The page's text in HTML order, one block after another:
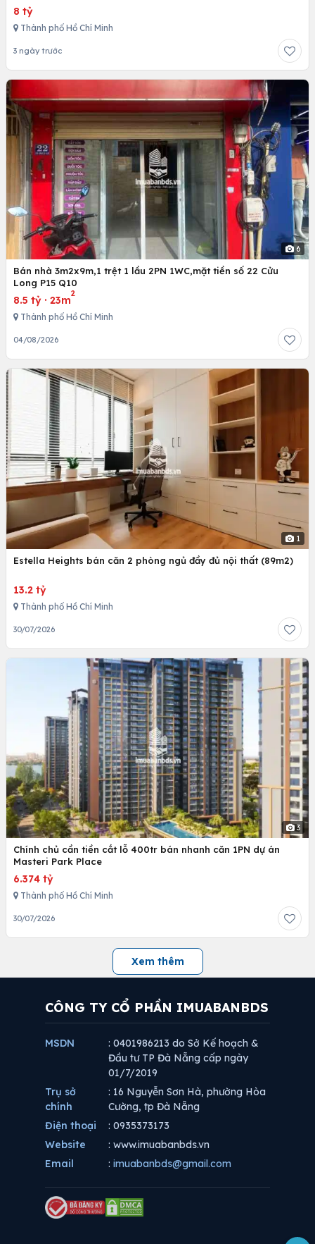
8 tỷ
Thành phố Hồ Chí Minh
3 ngày trước
6
Bán nhà 3m2x9m,1 trệt 1 lầu 2PN 1WC,mặt tiền số 22 Cửu
Long P15 Q10
8.5 tỷ · 23m
2
Thành phố Hồ Chí Minh
04/08/2026
1
Estella Heights bán căn 2 phòng ngủ đầy đủ nội thất (89m2)
13.2 tỷ
Thành phố Hồ Chí Minh
30/07/2026
3
Chính chủ cần tiền cắt lỗ 400tr bán nhanh căn 1PN dự án
Masteri Park Place
6.374 tỷ
Thành phố Hồ Chí Minh
30/07/2026
Xem thêm
CÔNG TY CỔ PHẦN IMUABANBDS
MSDN
: 0401986213 do Sở Kế hoạch &
Đầu tư TP Đà Nẵng cấp ngày
01/7/2019
Trụ sở
chính
: 16 Nguyễn Sơn Hà, phường Hòa
Cường, tp Đà Nẵng
Điện thoại
: 0935373173
Website
: www.imuabanbds.vn
Email
: imuabanbds@gmail.com